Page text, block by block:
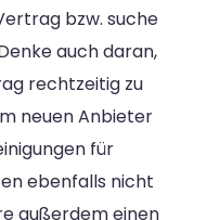
bzw. suche
auch daran,
rechtzeitig zu
neuen Anbieter
für
ebenfalls nicht
außerdem einen